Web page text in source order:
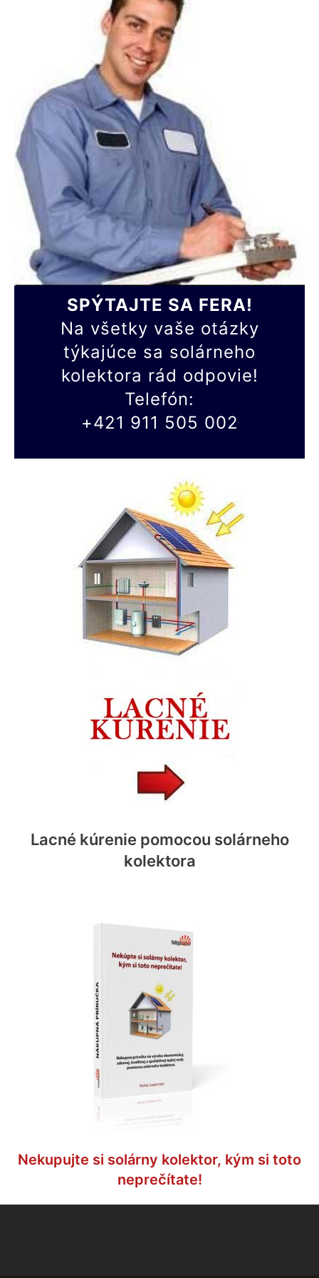
SPÝTAJTE SA FERA!
Na všetky vaše otázky
týkajúce sa solárneho
kolektora rád odpovie!
Telefón:
+421 911 505 002
Lacné kúrenie pomocou solárneho
kolektora
Nekupujte si solárny kolektor, kým si toto
neprečítate!